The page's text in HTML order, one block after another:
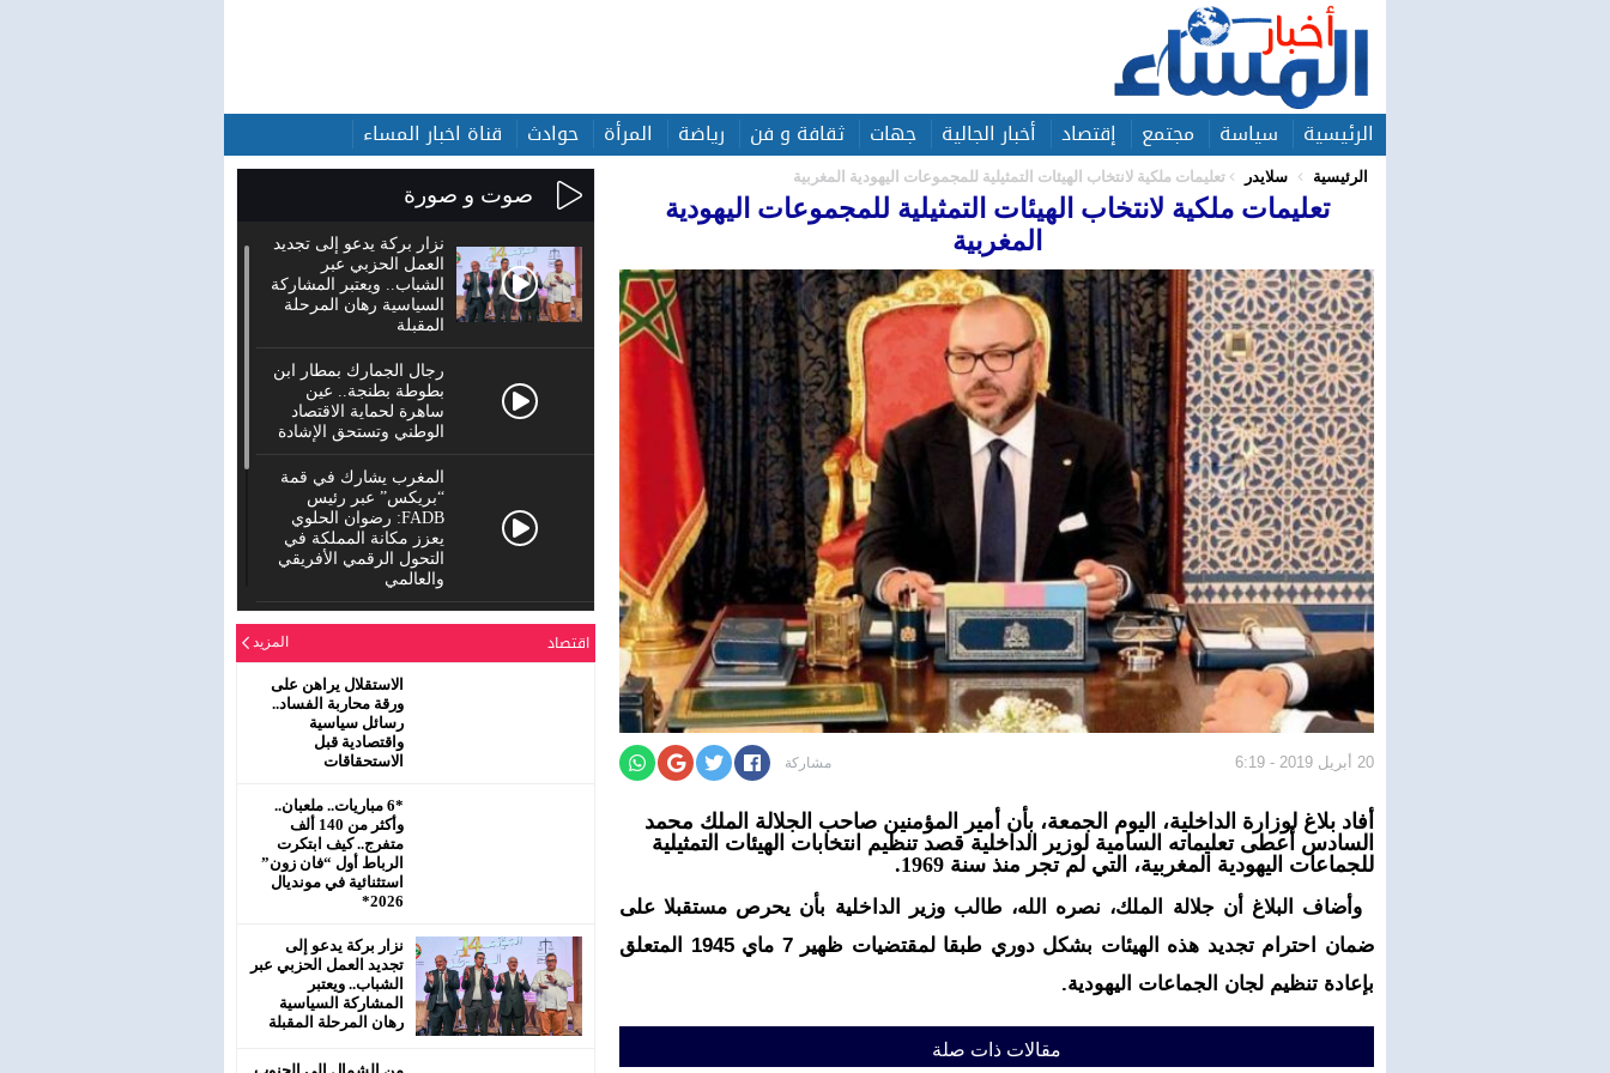
الرئيسية سياسة مجتمع إقتصاد أخبار الجالية جهات ثقافة و فن رياضة المرأة حوادث قناة اخبار المساء
الرئيسية سلايدر تعليمات ملكية لانتخاب الهيئات التمثيلية للمجموعات اليهودية المغربية
تعليمات ملكية لانتخاب الهيئات التمثيلية للمجموعات اليهودية
المغربية
20 أبريل 2019 - 6:19 مشاركة
أفاد بلاغ لوزارة الداخلية، اليوم الجمعة، بأن أمير المؤمنين صاحب الجلالة الملك محمد
السادس أعطى تعليماته السامية لوزير الداخلية قصد تنظيم انتخابات الهيئات التمثيلية
للجماعات اليهودية المغربية، التي لم تجر منذ سنة 1969.
وأضاف البلاغ أن جلالة الملك، نصره الله، طالب وزير الداخلية بأن يحرص مستقبلا على
ضمان احترام تجديد هذه الهيئات بشكل دوري طبقا لمقتضيات ظهير 7 ماي 1945 المتعلق
بإعادة تنظيم لجان الجماعات اليهودية.
مقالات ذات صلة
صوت و صورة
نزار بركة يدعو إلى تجديد
العمل الحزبي عبر
الشباب.. ويعتبر المشاركة
السياسية رهان المرحلة
المقبلة
رجال الجمارك بمطار ابن
بطوطة بطنجة.. عين
ساهرة لحماية الاقتصاد
الوطني وتستحق الإشادة
المغرب يشارك في قمة
“بريكس” عبر رئيس
FADB: رضوان الحلوي
يعزز مكانة المملكة في
التحول الرقمي الأفريقي
والعالمي
الدورة العادية للمجلس
الإقليمي لحزب الاستقلال
بمفتشية عين الشق
سيدي معروف
رئيس جماعة البروج /
اقليم سطات : لا يحترم
جلالة الملك محمد
اقتصاد المزيد
الاستقلال يراهن على
ورقة محاربة الفساد..
رسائل سياسية
واقتصادية قبل
الاستحقاقات
*6 مباريات.. ملعبان..
وأكثر من 140 ألف
متفرج.. كيف ابتكرت
الرباط أول “فان زون”
استثنائية في مونديال
2026*
نزار بركة يدعو إلى
تجديد العمل الحزبي عبر
الشباب.. ويعتبر
المشاركة السياسية
رهان المرحلة المقبلة